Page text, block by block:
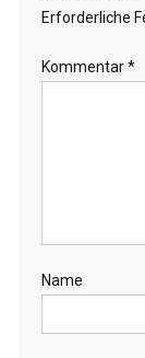
Erforderliche
Kommentar*
Name